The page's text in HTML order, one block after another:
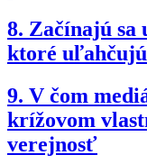
8. Začínajú sa
ktoré
9. V čom
krížovom
verejnosť